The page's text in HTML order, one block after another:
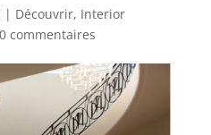
| Découvrir, Interior
0 commentaires